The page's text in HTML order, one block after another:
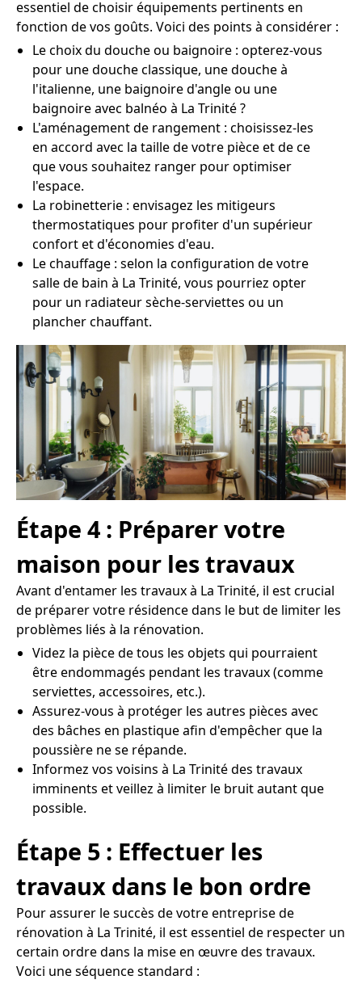
essentiel de choisir équipements pertinents en
fonction de vos goûts. Voici des points à considérer :
Le choix du douche ou baignoire : opterez-vous
pour une douche classique, une douche à
l'italienne, une baignoire d'angle ou une
baignoire avec balnéo à La Trinité ?
L'aménagement de rangement : choisissez-les
en accord avec la taille de votre pièce et de ce
que vous souhaitez ranger pour optimiser
l'espace.
La robinetterie : envisagez les mitigeurs
thermostatiques pour profiter d'un supérieur
confort et d'économies d'eau.
Le chauffage : selon la configuration de votre
salle de bain à La Trinité, vous pourriez opter
pour un radiateur sèche-serviettes ou un
plancher chauffant.
Étape 4 : Préparer votre
maison pour les travaux
Avant d'entamer les travaux à La Trinité, il est crucial
de préparer votre résidence dans le but de limiter les
problèmes liés à la rénovation.
Videz la pièce de tous les objets qui pourraient
être endommagés pendant les travaux (comme
serviettes, accessoires, etc.).
Assurez-vous à protéger les autres pièces avec
des bâches en plastique afin d'empêcher que la
poussière ne se répande.
Informez vos voisins à La Trinité des travaux
imminents et veillez à limiter le bruit autant que
possible.
Étape 5 : Effectuer les
travaux dans le bon ordre
Pour assurer le succès de votre entreprise de
rénovation à La Trinité, il est essentiel de respecter un
certain ordre dans la mise en œuvre des travaux.
Voici une séquence standard :